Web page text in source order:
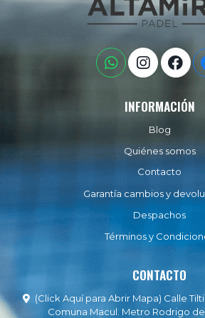
INFORMACIÓN
Blog
Quiénes somos
Contacto
Garantía cambios y
Despachos
Términos y
CONTACTO
(Click Aquí para Abrir Mapa) Calle
Comuna Macul. Metro Rodrigo de